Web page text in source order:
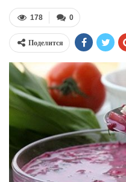
0
178
Поделится